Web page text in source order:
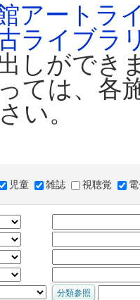
アートラ
ライブラ
しができ
ては、各
い。
児童 雑誌 視聴覚